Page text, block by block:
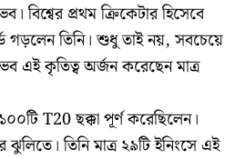
প্রথম ক্রিকেটার হিসেবে
গড়লেন তিনি। শুধু তাই নয়, সবচেয়ে
এই কৃতিত্ব অর্জন করেছেন মাত্র
T20 ছক্কা পূর্ণ করেছিলেন।
তিনি মাত্র ২৯টি ইনিংসে এই